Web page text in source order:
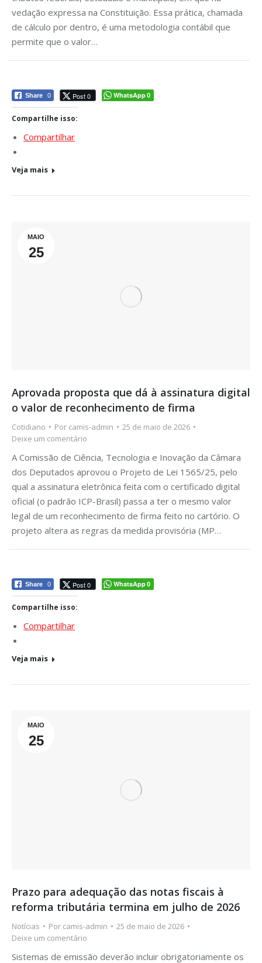
vedação expressa na Constituição. Essa prática, chamada
de cálculo por dentro, é uma metodologia contábil que
permite que o valor…
Share 0 Post 0 WhatsApp0
Compartilhe isso:
Compartilhar
Veja mais
MAIO
25
Aprovada proposta que dá à assinatura digital
o valor de reconhecimento de firma
Cotidiano Por camis-admin
25 de maio de 2026
Deixe um comentário
A Comissão de Ciência, Tecnologia e Inovação da Câmara
dos Deputados aprovou o Projeto de Lei 1565/25, pelo
qual a assinatura eletrônica feita com o certificado digital
oficial (o padrão ICP-Brasil) passa a ter o mesmo valor
legal de um reconhecimento de firma feito no cartório. O
projeto altera as regras da medida provisória (MP…
Share 0 Post 0 WhatsApp0
Compartilhe isso:
Compartilhar
Veja mais
MAIO
25
Prazo para adequação das notas fiscais à
reforma tributária termina em julho de 2026
Notícias Por camis-admin
25 de maio de 2026
Deixe um comentário
Sistemas de emissão deverão incluir obrigatoriamente os